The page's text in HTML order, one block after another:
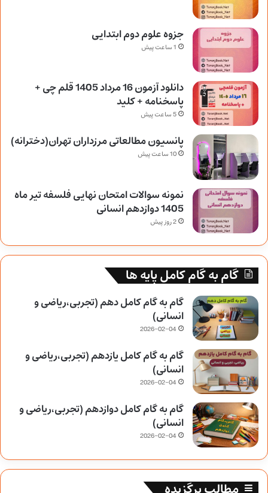
جزوه علوم دوم ابتدایی
1 ساعت پیش
دانلود آزمون 16 مرداد 1405 قلم چی +
پاسخنامه + کلید
5 ساعت پیش
پانسیون مطالعاتی مرزداران تهران(دخترانه)
10 ساعت پیش
نمونه سوالات امتحان نهایی فلسفه تیر ماه
1405 دوازدهم انسانی
2 روز پیش
گام به گام کامل پایه ها
گام به گام کامل دهم (تجربی،ریاضی و
انسانی)
2026-02-04
گام به گام کامل یازدهم (تجربی،ریاضی و
انسانی)
2026-02-04
گام به گام کامل دوازدهم (تجربی،ریاضی و
انسانی)
2026-02-04